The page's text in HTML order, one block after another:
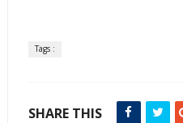
Tags :
SHARE THIS